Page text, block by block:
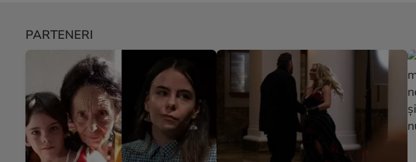
PARTENERI